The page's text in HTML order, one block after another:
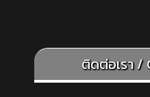
ติดต่อเรา /